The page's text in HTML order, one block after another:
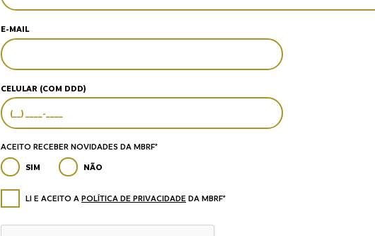
E-MAIL
CELULAR (COM DDD)
ACEITO RECEBER NOVIDADES DA MBRF*
SIM NÃO
LI E ACEITO A POLÍTICA DE PRIVACIDADE DA MBRF*